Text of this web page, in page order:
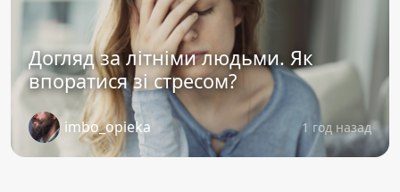
Догляд за літніми людьми. Як
впоратися зі стресом?
imbo_opieka 1 год назад